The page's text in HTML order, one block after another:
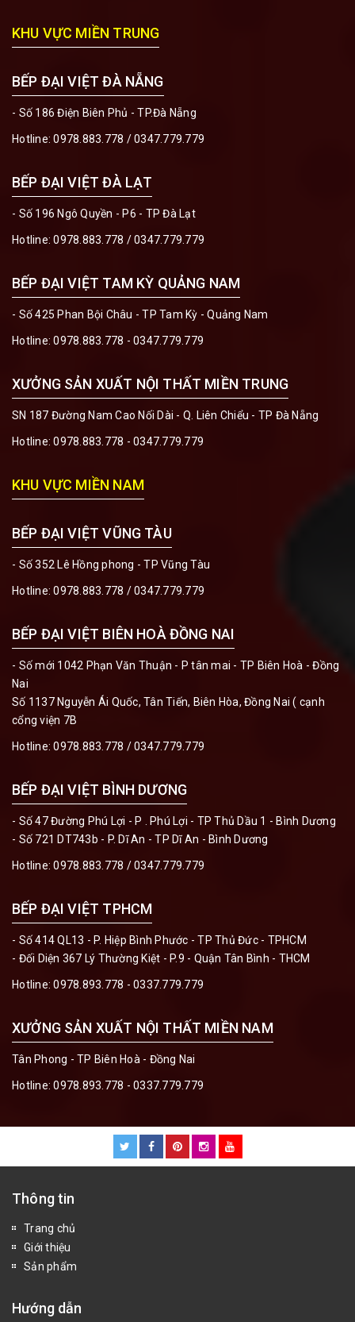
KHU VỰC MIỀN TRUNG
BẾP ĐẠI VIỆT ĐÀ NẴNG
- Số 186 Điện Biên Phủ - TP.Đà Nẵng
Hotline:0978.883.778 /0347.779.779
BẾP ĐẠI VIỆT ĐÀ LẠT
- Số 196 Ngô Quyền - P6 - TP Đà Lạt
Hotline:0978.883.778 /0347.779.779
BẾP ĐẠI VIỆT TAM KỲ QUẢNG NAM
- Số 425 Phan Bội Châu - TP Tam Kỳ - Quảng Nam
Hotline:0978.883.778 - 0347.779.779
XƯỞNG SẢN XUẤT NỘI THẤT MIỀN TRUNG
SN 187 Đường Nam Cao Nối Dài - Q. Liên Chiểu - TP Đà Nẵng
Hotline:0978.883.778 - 0347.779.779
KHU VỰC MIỀN NAM
BẾP ĐẠI VIỆT VŨNG TÀU
- Số 352 Lê Hồng phong - TP Vũng Tàu
Hotline:0978.883.778 / 0347.779.779
BẾP ĐẠI VIỆT BIÊN HOÀ ĐỒNG NAI
- Số mới 1042 Phạn Văn Thuận - P tân mai - TP Biên Hoà - Đồng
Nai
Số 1137 Nguyễn Ái Quốc, Tân Tiến, Biên Hòa, Đồng Nai ( cạnh
cổng viện 7B
Hotline:0978.883.778 / 0347.779.779
BẾP ĐẠI VIỆT BÌNH DƯƠNG
- Số 47 Đường Phú Lợi - P . Phú Lợi - TP Thủ Dầu 1 - Bình Dương
- Số 721 DT743b - P. Dĩ An - TP Dĩ An - Bình Dương
Hotline:0978.883.778 / 0347.779.779
BẾP ĐẠI VIỆT TPHCM
- Số 414 QL13 - P. Hiệp Bình Phước - TP Thủ Đức - TPHCM
- Đối Diện 367 Lý Thường Kiệt - P.9 - Quận Tân Bình - THCM
Hotline:0978.893.778 - 0337.779.779
XƯỞNG SẢN XUẤT NỘI THẤT MIỀN NAM
Tân Phong - TP Biên Hoà - Đồng Nai
Hotline:0978.893.778 - 0337.779.779
Thông tin
Trang chủ
Giới thiệu
Sản phẩm
Hướng dẫn